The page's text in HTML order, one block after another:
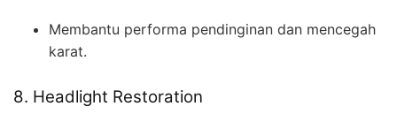
Membantu performa pendinginan dan mencegah
karat.
8. Headlight Restoration